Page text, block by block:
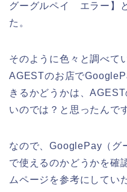
グーグルペイ エラー】
た。
そのように色々と調べて
AGESTのお店で
きるかどうかは、
いのでは？と思ったんで
なので、GooglePay（グ
で使えるのかどうかを確
ムページを参考にしてい